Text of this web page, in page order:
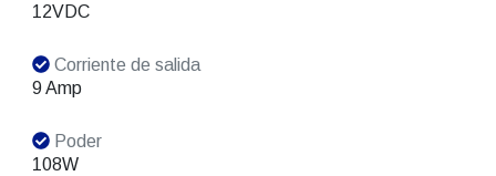
12VDC
Corriente de salida
9 Amp
Poder
108W